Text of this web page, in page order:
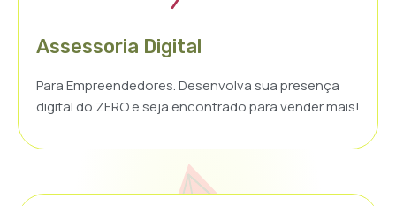
Assessoria Digital
Para Empreendedores. Desenvolva sua presença
digital do ZERO e seja encontrado para vender mais!